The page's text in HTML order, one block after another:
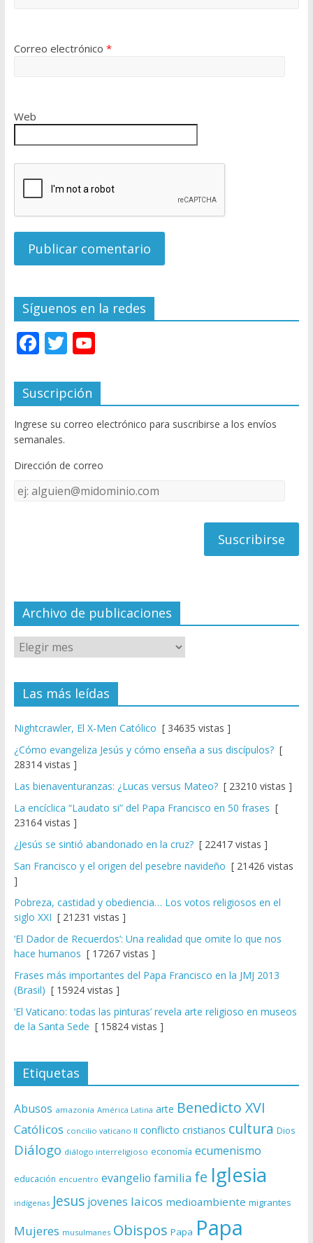
Correo electrónico *
Web
Síguenos en la redes
F
e
b
o
o
k
T
itt
er
Y
u
T
u
e
C
el
Suscripción
Ingrese su correo electrónico para suscribirse a los envíos
semanales.
Dirección de correo
Dirección
de
Archivo de publicaciones
Las más leídas
Nightcrawler, El X-Men Católico [ 34635 vistas ]
¿Cómo evangeliza Jesús y cómo enseña a sus discípulos?[
28314 vistas ]
Las bienaventuranzas: ¿Lucas versus Mateo?[ 23210 vistas ]
La encíclica “Laudato si” del Papa Francisco en 50 frases [
23164 vistas ]
¿Jesús se sintió abandonado en la cruz?[ 22417 vistas ]
San Francisco y el origen del pesebre navideño [ 21426 vistas
]
Pobreza, castidad y obediencia… Los votos religiosos en el
siglo XXI [ 21231 vistas ]
‘El Dador de Recuerdos’: Una realidad que omite lo que nos
hace humanos [ 17267 vistas ]
Frases más importantes del Papa Francisco en la JMJ 2013
(Brasil) [ 15924 vistas ]
‘El Vaticano: todas las pinturas’ revela arte religioso en museos
de la Santa Sede [ 15824 vistas ]
Etiquetas
Abusos amazonía América Latina arte Benedicto XVI
Católicos concilio vaticano II conflicto cristianos cultura Dios
Diálogo diálogo interreligioso economía ecumenismo
educación encuentro evangelio familia fe Iglesia
indígenas Jesus jovenes laicos medioambiente migrantes
Mujeres musulmanes Obispos Papa Papa